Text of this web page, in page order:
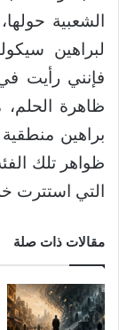
الشعبية
لبراهين
فإنني رأيت
ظاهرة
براهين
ظواهر تلك
التي استترت
مقالات ذات صلة